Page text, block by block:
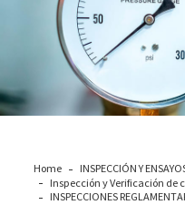
Home
INSPECCIÓN Y
Inspección y Verificación de
INSPECCIONES